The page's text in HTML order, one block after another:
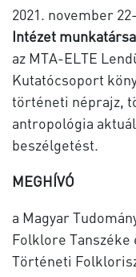
2021. november
Intézet
az MTA-ELTE
Kutatócsoport
történeti néprajz,
antropológia
beszélgetést.
MEGHÍVÓ
a Magyar
Folklore Tanszéke
Történeti